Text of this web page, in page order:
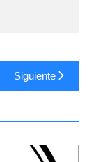
Siguiente